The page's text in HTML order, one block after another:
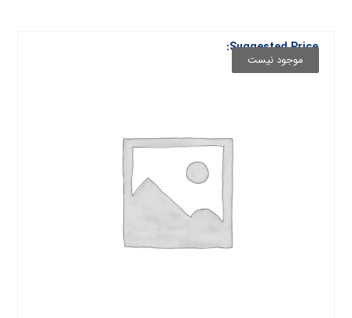
Suggested Price:
موجود نیست